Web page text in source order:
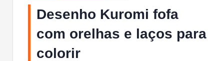
Desenho Kuromi fofa
com orelhas e laços para
colorir